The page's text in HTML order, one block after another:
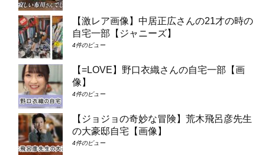
【激レア画像】中居正広さんの21才の時の
自宅一部【ジャニーズ】
4件のビュー
【=LOVE】野口衣織さんの自宅一部【画
像】
4件のビュー
【ジョジョの奇妙な冒険】荒木飛呂彦先生
の大豪邸自宅【画像】
4件のビュー